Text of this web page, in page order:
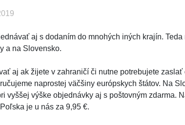
aj s dodaním do mnohých iných krajín.
a na Slovensko.
aj ak žijete v zahraničí či nutne potrebujete
naprostej väčšiny európskych štátov. Na
vyššej výške objednávky aj s poštovným zdarma.
je u nás za 9,95 €.